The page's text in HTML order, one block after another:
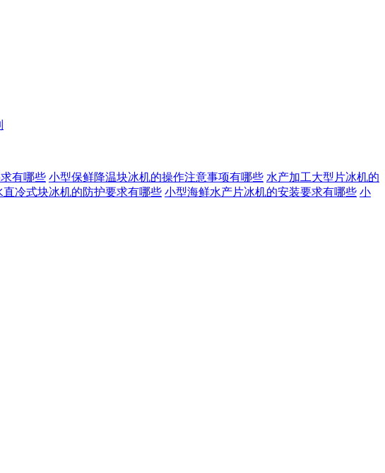
有哪些 小型保鲜降温块冰机的操作注意事项有哪些 水产加工大型片冰机的
直冷式块冰机的防护要求有哪些 小型海鲜水产片冰机的安装要求有哪些 小